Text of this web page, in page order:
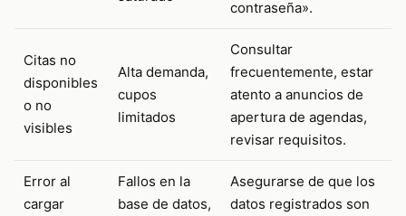
contraseña».
Citas no
disponibles
o no
visibles
Alta demanda,
cupos
limitados
Consultar
frecuentemente, estar
atento a anuncios de
apertura de agendas,
revisar requisitos.
Error al
cargar
Fallos en la
base de datos,
Asegurarse de que los
datos registrados son